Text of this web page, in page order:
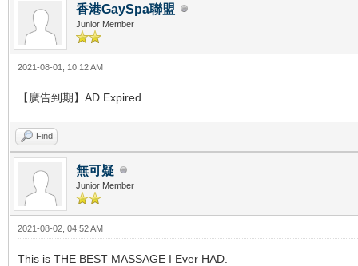
香港GaySpa聯盟
Junior Member
2021-08-01, 10:12 AM
【廣告到期】AD Expired
Find
無可疑
Junior Member
2021-08-02, 04:52 AM
This is THE BEST MASSAGE I Ever HAD.